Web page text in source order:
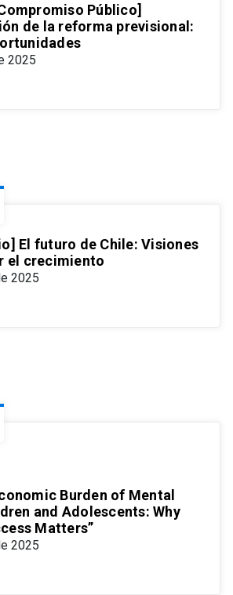
Público]
de la reforma previsional:
2025
El futuro de Chile: Visiones
el crecimiento
2025
Burden of Mental
and Adolescents: Why
Matters”
2025